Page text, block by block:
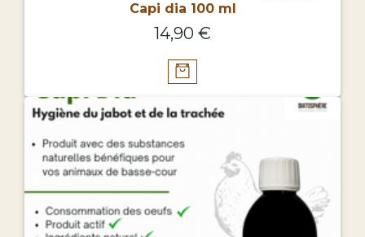
Capi dia 100 ml
14,90 €